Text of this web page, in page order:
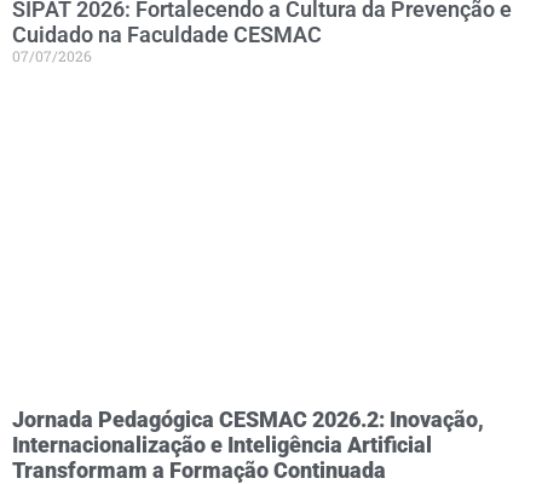
SIPAT 2026: Fortalecendo a Cultura da Prevenção e
Cuidado na Faculdade CESMAC
07/07/2026
Jornada Pedagógica CESMAC 2026.2: Inovação,
Internacionalização e Inteligência Artificial
Transformam a Formação Continuada